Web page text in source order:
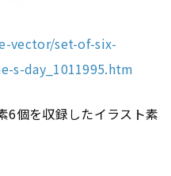
vector/set-of-six-
s-day_1011995.htm
6個を収録したイラスト素